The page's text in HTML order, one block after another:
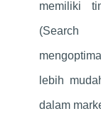
memiliki
(Search
lebih
dalam